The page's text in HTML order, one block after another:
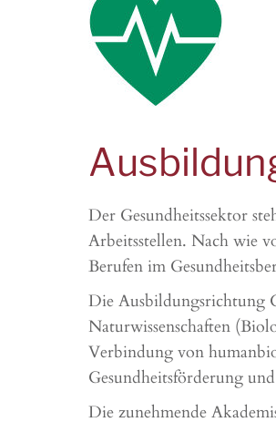
Der Gesundheitssektor
Arbeitsstellen. Nach wie
Berufen im
Die Ausbildungsrichtung
Naturwissenschaften
Verbindung von
Gesundheitsförderung
Die zunehmende